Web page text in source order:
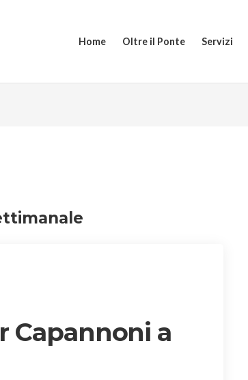
Home Oltre il Ponte Servizi
Capannoni a